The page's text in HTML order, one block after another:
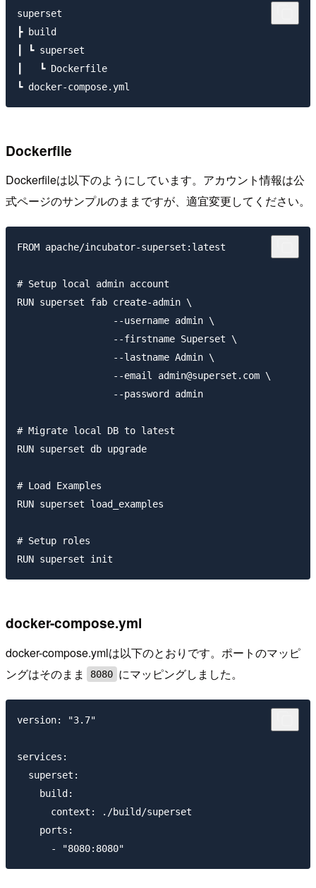
superset
┣ build
┃ ┗ superset
┃   ┗ Dockerfile
Dockerfile
Dockerfileは以下のようにしています。アカウント情報は公
式ページのサンプルのままですが、適宜変更してください。
FROM apache/incubator-superset:latest
# Setup local admin account
RUN superset fab create-admin \
                 --username admin \
                 --firstname Superset \
                 --lastname Admin \
                 --email admin@superset.com \
                 --password admin
# Migrate local DB to latest
RUN superset db upgrade
# Load Examples
RUN superset load_examples
# Setup roles
docker-compose.yml
docker-compose.ymlは以下のとおりです。ポートのマッピ
ングはそのまま
8080 にマッピングしました。
version: "3.7"
services:
  superset:
    build:
      context: ./build/superset
    ports: